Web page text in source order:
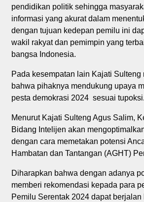
pendidikan politik sehingga
informasi yang akurat dalam
dengan tujuan kedepan pemilu ini
wakil rakyat dan pemimpin yang
bangsa Indonesia.
Pada kesempatan lain Kajati Sulteng
bahwa pihaknya mendukung upaya
pesta demokrasi 2024 sesuai tupoksi.
Menurut Kajati Sulteng Agus Salim,
Bidang Intelijen akan
dengan cara memetakan potensi
Hambatan dan Tantangan (AGHT)
Diharapkan bahwa dengan adanya
memberi rekomendasi kepada para
Pemilu Serentak 2024 dapat berjalan